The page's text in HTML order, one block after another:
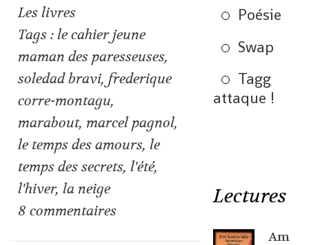
Les livres
Tags :le cahier jeune
maman des paresseuses,
soledad bravi,frederique
corre-montagu,
marabout, marcel pagnol,
le temps des amours,le
temps des secrets,l'été,
l'hiver,la neige
8 commentaires
Poésie
Swap
Tagg
attaque !
Lectures
Am